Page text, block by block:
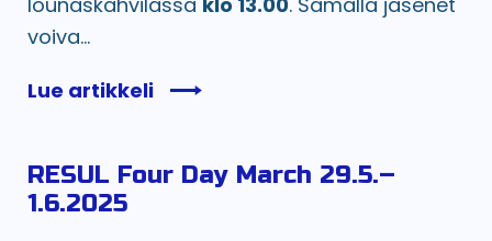
voiva...
Lue artikkeli
RESUL Four Day March 29.5.–
1.6.2025